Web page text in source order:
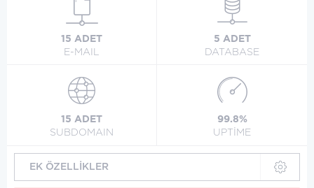
15 ADET
E-MAIL
5 ADET
DATABASE
15 ADET
SUBDOMAIN
99.8%
UPTİME
EK ÖZELLİKLER